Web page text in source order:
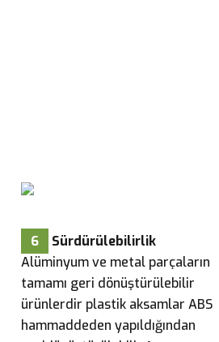
6
Sürdürülebilirlik
Alüminyum ve metal parçaların
tamamı geri dönüştürülebilir
ürünlerdir plastik aksamlar ABS
hammaddeden yapıldığından